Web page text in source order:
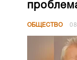
ОБЩЕСТВО